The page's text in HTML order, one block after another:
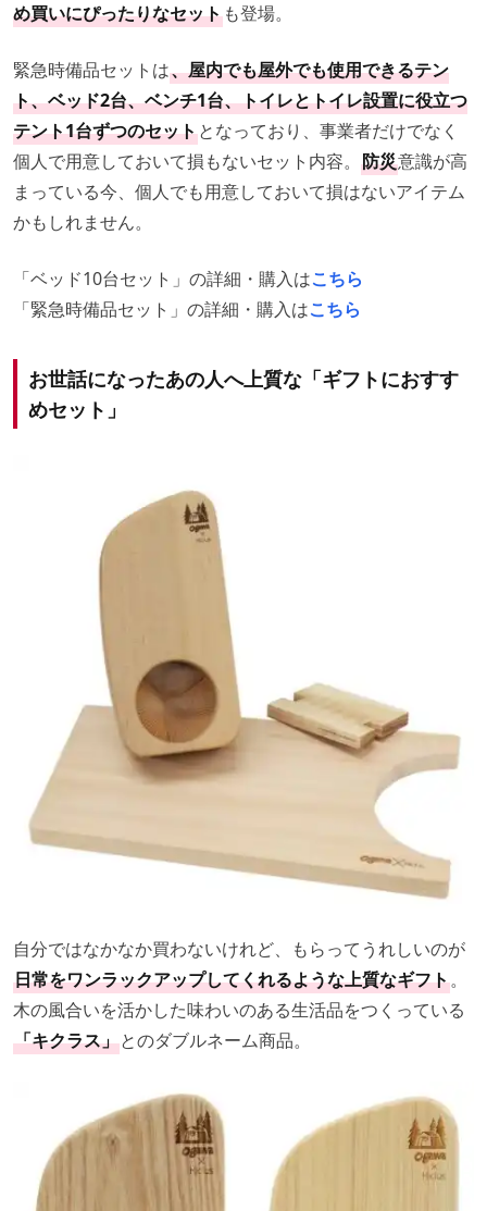
め買いにぴったりなセットも登場。
緊急時備品セットは、屋内でも屋外でも使用できるテン
ト、ベッド2台、ベンチ1台、トイレとトイレ設置に役立つ
テント1台ずつのセットとなっており、事業者だけでなく
個人で用意しておいて損もないセット内容。 防災意識が高
まっている今、個人でも用意しておいて損はないアイテム
かもしれません。
「ベッド10台セット」の詳細・購入はこちら
「緊急時備品セット」の詳細・購入はこちら
お世話になったあの人へ上質な「ギフトにおすす
めセット」
自分ではなかなか買わないけれど、もらってうれしいのが
日常をワンラックアップしてくれるような上質なギフト。
木の風合いを活かした味わいのある生活品をつくっている
「キクラス」とのダブルネーム商品。